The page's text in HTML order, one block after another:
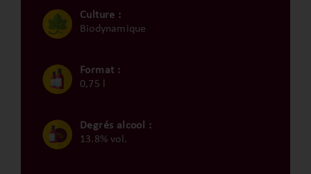
Culture :
Biodynamique
Format :
0,75 l
Degrés alcool :
13.8% vol.